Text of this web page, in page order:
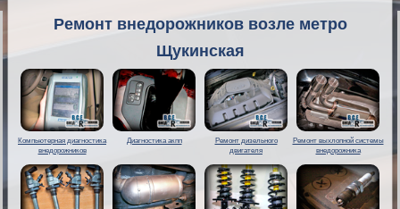
Ремонт внедорожников возле метро
Щукинская
Компьютерная диагностика
внедорожников
Диагностика акпп
Ремонт дизельного
двигателя
Ремонт выхлопной системы
внедорожника